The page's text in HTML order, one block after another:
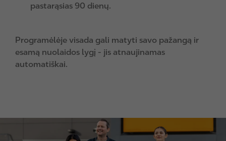
pastarąsias 90 dienų.
Programėlėje visada gali matyti savo pažangą ir
esamą nuolaidos lygį - jis atnaujinamas
automatiškai.